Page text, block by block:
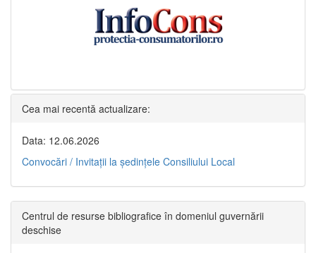
Cea mai recentă actualizare:
Data: 12.06.2026
Convocări / Invitaţii la şedinţele Consiliului Local
Centrul de resurse bibliografice în domeniul guvernării
deschise